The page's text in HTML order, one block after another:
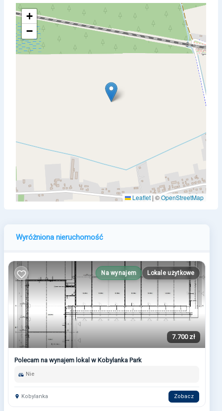
+
−
Leaflet | ©OpenStreetMap
Wyróżniona nieruchomość
Na wynajem Lokale użytkowe
7.700 zł
Polecam na wynajem lokal w Kobylanka Park
Nie
Kobylanka Zobacz